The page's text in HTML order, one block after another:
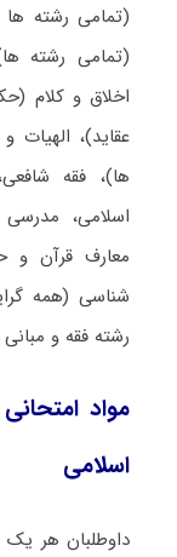
(تمامی رشته
(تمامی رشته
اخلاق و کلام
عقاید)،
ها)، فقه
اسلامی،
معارف قرآن و
شناسی (همه
رشته فقه و
مواد
اسلامی
داوطلبان هر